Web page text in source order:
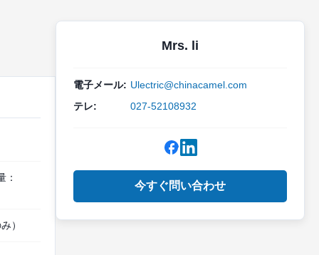
：
）
Mrs. li
電子メール: Ulectric@chinacamel.com
テレ:
027-52108932
今すぐ問い合わせ